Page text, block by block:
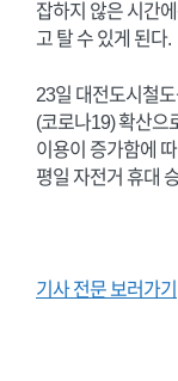
잡하지 않은 시간
고 탈 수 있게 된다.
23일 대전도시철
(코로나19) 확산으
이용이 증가함에
평일 자전거 휴대
기사 전문 보러가기